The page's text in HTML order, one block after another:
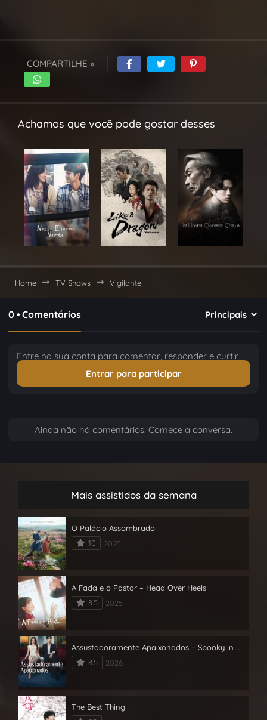
COMPARTILHE »
Achamos que você pode gostar desses
Home TV Shows Vigilante
0 • Comentários
Entre na sua conta para comentar, responder e curtir.
Entrar para participar
Ainda não há comentários. Comece a conversa.
Mais assistidos da semana
O Palácio Assombrado
10
2025
A Fada e o Pastor – Head Over Heels
8.5
2025
Assustadoramente Apaixonados – Spooky in Love
8.5
2026
The Best Thing